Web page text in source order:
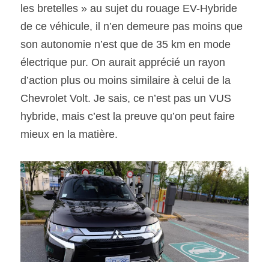
les bretelles » au sujet du rouage EV-Hybride
de ce véhicule, il n’en demeure pas moins que
son autonomie n’est que de 35 km en mode
électrique pur. On aurait apprécié un rayon
d’action plus ou moins similaire à celui de la
Chevrolet Volt. Je sais, ce n’est pas un VUS
hybride, mais c’est la preuve qu’on peut faire
mieux en la matière.